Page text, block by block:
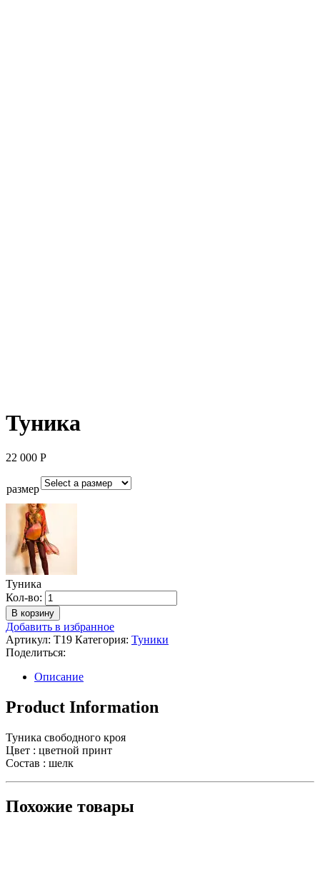
Туника
22 000 Р
размер
Туника
Кол-во: Количество
Туника
В корзину
Добавить в избранное
Артикул: Т19 Категория: Туники
Поделиться:
Описание
Product Information
Туника свободного кроя
Цвет : цветной принт
Состав : шелк
Похожие товары